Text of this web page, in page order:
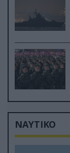
ΝΑΥΤΙΚΟ